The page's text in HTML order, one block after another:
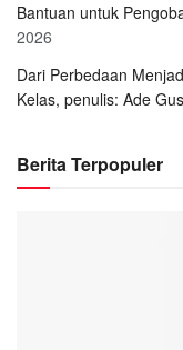
Bantuan untuk
2026
Dari Perbedaan
Kelas, penulis: Ade
Berita Terpopuler